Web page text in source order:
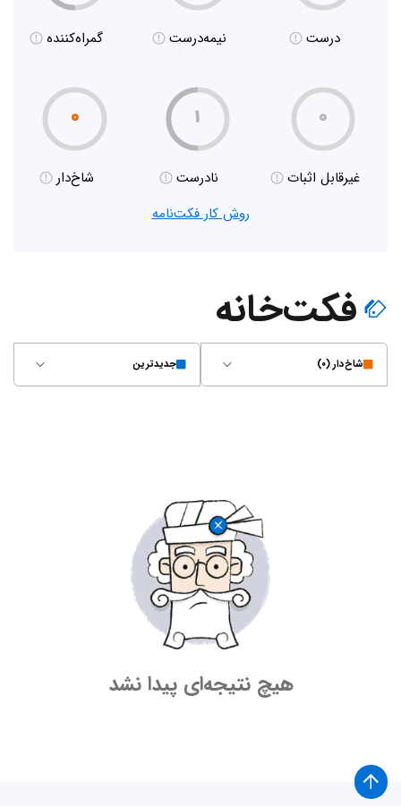
درست نیمه‌درست گمراه‌کننده
۰
غیر‌قابل اثبات
۱
نادرست
۰
شاخ‌دار
روش کار فکت‌نامه
فکت‌خانه
شاخ‌دار (۰) جدیدترین
هیچ نتیجه‌ای پیدا نشد